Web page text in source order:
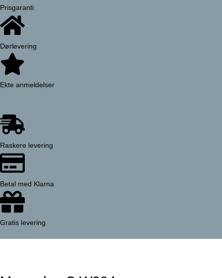
Prisgaranti
Dørlevering
Ekte anmeldelser
Raskere levering
Betal med Klarna
Gratis levering